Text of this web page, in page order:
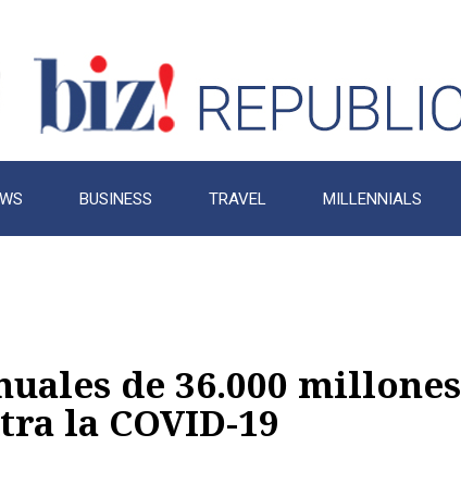
BUSINESS TRAVEL MILLENNIALS
de 36.000 millones
la COVID-19